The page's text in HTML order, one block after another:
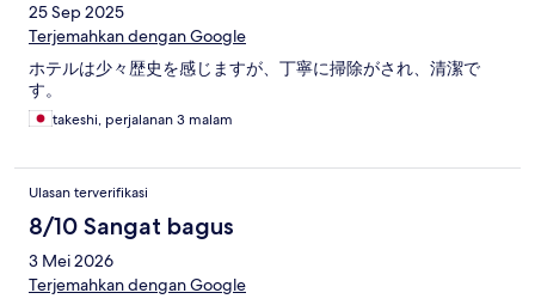
25 Sep 2025
Terjemahkan dengan Google
ホテルは少々歴史を感じますが、丁寧に掃除がされ、清潔で
す。
takeshi, perjalanan 3 malam
Ulasan terverifikasi
8/10 Sangat bagus
3 Mei 2026
Terjemahkan dengan Google